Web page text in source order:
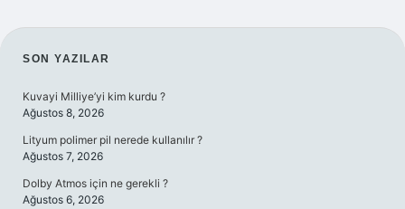
SIDEBAR
SON YAZILAR
Kuvayi Milliye’yi kim kurdu ?
Ağustos 8, 2026
Lityum polimer pil nerede kullanılır ?
Ağustos 7, 2026
Dolby Atmos için ne gerekli ?
Ağustos 6, 2026